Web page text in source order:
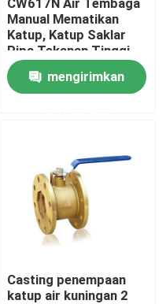
CW617N Air Tembaga
Manual Mematikan
Katup, Katup Saklar
Pipa Tekanan Tinggi
mengirimkan
Casting penempaan
katup air kuningan 2